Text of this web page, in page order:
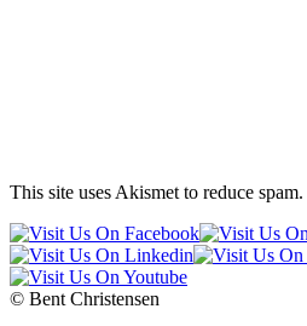
This site uses Akismet to reduce spam.
© Bent Christensen